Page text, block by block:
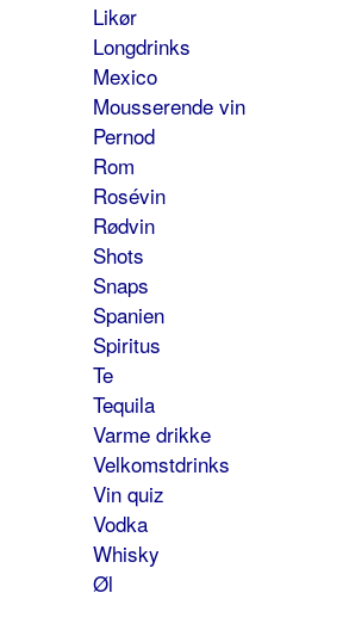
Likør
Longdrinks
Mexico
Mousserende vin
Pernod
Rom
Rosévin
Rødvin
Shots
Snaps
Spanien
Spiritus
Te
Tequila
Varme drikke
Velkomstdrinks
Vin quiz
Vodka
Whisky
Øl